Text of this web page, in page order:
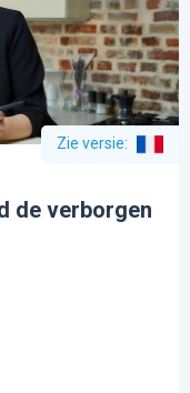
Zie versie:
de verborgen